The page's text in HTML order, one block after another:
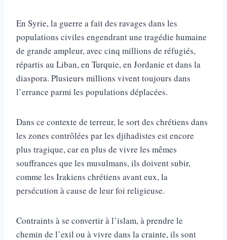
En Syrie, la guerre a fait des ravages dans les
populations civiles engendrant une tragédie humaine
de grande ampleur, avec cinq millions de réfugiés,
répar­tis au Liban, en Turquie, en Jordanie et dans la
diaspora. Plusieurs millions vivent toujours dans
l’errance parmi les populations déplacées.
Dans ce contexte de terreur, le sort des chrétiens dans
les zones contrôlées par les djihadistes est encore
plus tragique, car en plus de vivre les mêmes
souffrances que les musulmans, ils doivent subir,
comme les Irakiens chrétiens avant eux, la
persécution à cause de leur foi religieuse.
Contraints à se convertir à l’islam, à prendre le
chemin de l’exil ou à vivre dans la crainte, ils sont